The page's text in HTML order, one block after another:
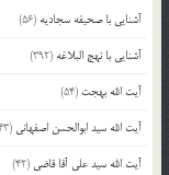
آشنایی با صحیفه سجادیه (56)
آشنایی با نهج البلاغه (392)
آیت الله بهجت (54)
آیت الله سید ابوالحسن اصفهانی (43)
آیت الله سید علی آقا قاضی (42)